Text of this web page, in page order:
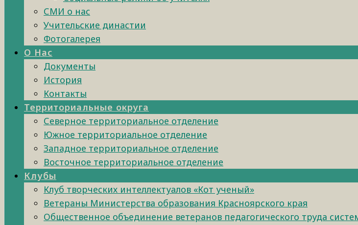
СМИ о нас
Учительские династии
Фотогалерея
О Нас
Документы
История
Контакты
Территориальные округа
Северное территориальное отделение
Южное территориальное отделение
Западное территориальное отделение
Восточное территориальное отделение
Клубы
Клуб творческих интеллектуалов «Кот ученый»
Ветераны Министерства образования Красноярского края
Общественное объединение ветеранов педагогического труда